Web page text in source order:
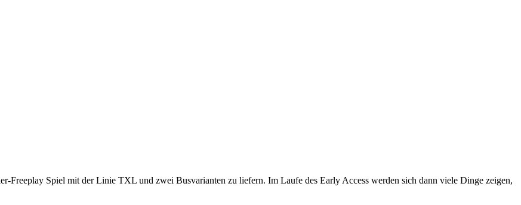
Freeplay Spiel mit der Linie TXL und zwei Busvarianten zu liefern. Im Laufe des Early Access werden sich dann viele Dinge zeigen,